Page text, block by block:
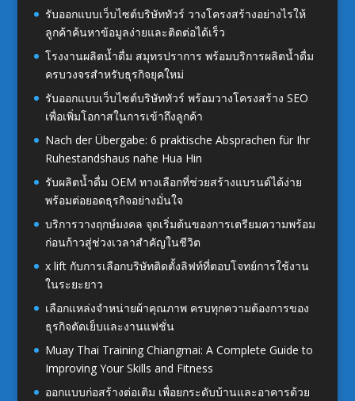
รับออกแบบเว็บไซต์บริษัททัวร์ วางโครงสร้างอย่างไรให้
ลูกค้าค้นหาข้อมูลง่ายและติดต่อได้เร็ว
โรงงานผลิตน้ำดื่ม สมุทรปราการ พร้อมบริการผลิตน้ำดื่ม
ครบวงจรสำหรับธุรกิจยุคใหม่
รับออกแบบเว็บไซต์บริษัททัวร์ พร้อมวางโครงสร้าง SEO
เพื่อเพิ่มโอกาสในการเข้าถึงลูกค้า
Nach der Übergabe: 6 praktische Absprachen für Ihr
Ruhestandshaus nahe Hua Hin
รับผลิตน้ำดื่ม OEM ทางเลือกที่ช่วยสร้างแบรนด์ได้ง่าย
พร้อมต่อยอดธุรกิจอย่างมั่นใจ
บริการวางฤกษ์มงคล จุดเริ่มต้นของการเตรียมความพร้อม
ก่อนก้าวสู่ช่วงเวลาสำคัญในชีวิต
x lift กับการเลือกบริษัทติดตั้งลิฟท์ที่ตอบโจทย์การใช้งาน
ในระยะยาว
เลือกแหล่งจำหน่ายผ้าคุณภาพ ครบทุกความต้องการของ
ธุรกิจตัดเย็บและงานแฟชั่น
Muay Thai Training Chiangmai: A Complete Guide to
Improving Your Skills and Fitness
ออกแบบก่อสร้างต่อเติม เพื่อยกระดับบ้านและอาคารด้วย